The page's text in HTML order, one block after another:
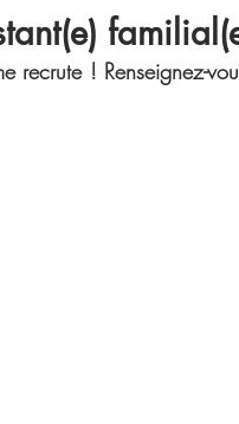
recrute ! Renseignez-